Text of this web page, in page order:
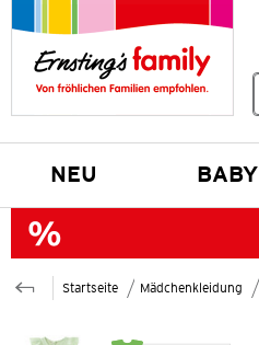
NEU BABY
Startseite Mädchenkleidung